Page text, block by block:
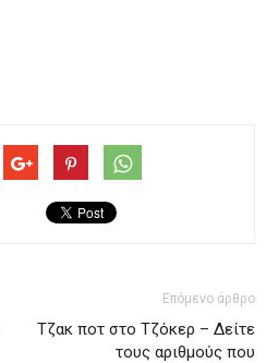
Επόμενο άρθρο
Tζακ ποτ στο Τζόκερ – Δείτε
τους αριθμούς που